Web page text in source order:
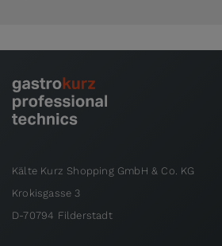
Kälte Kurz Shopping GmbH & Co. KG
Krokisgasse 3
D-70794 Filderstadt